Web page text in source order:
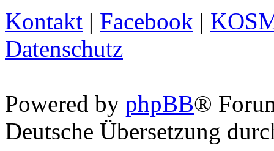
Kontakt | Facebook |
Datenschutz
Powered by phpBB®
Deutsche Übersetzung